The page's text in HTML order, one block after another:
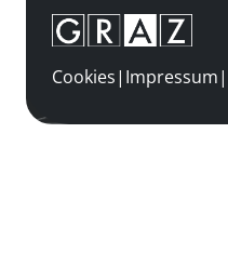
Cookies| Impressum|